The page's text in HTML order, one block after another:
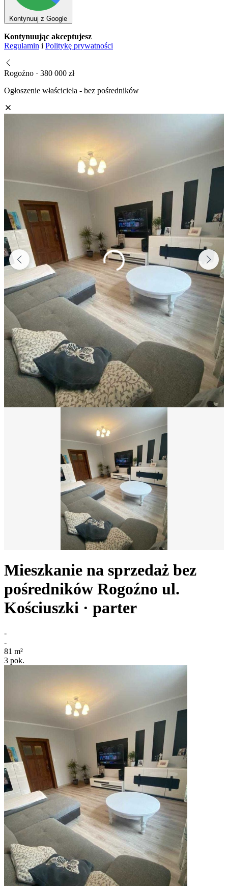
Kontynuuj z Google
Kontynuując akceptujesz
Regulamin i Politykę prywatności
Rogoźno · 380 000 zł
Ogłoszenie właściciela - bez pośredników
Mieszkanie na sprzedaż bez
pośredników Rogoźno ul.
Kościuszki · parter
-
-
81 m²
3 pok.